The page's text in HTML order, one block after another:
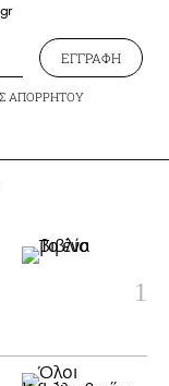
ΕΓΓΡΑΦΗ
ΑΠΟΡΡΗΤΟΥ